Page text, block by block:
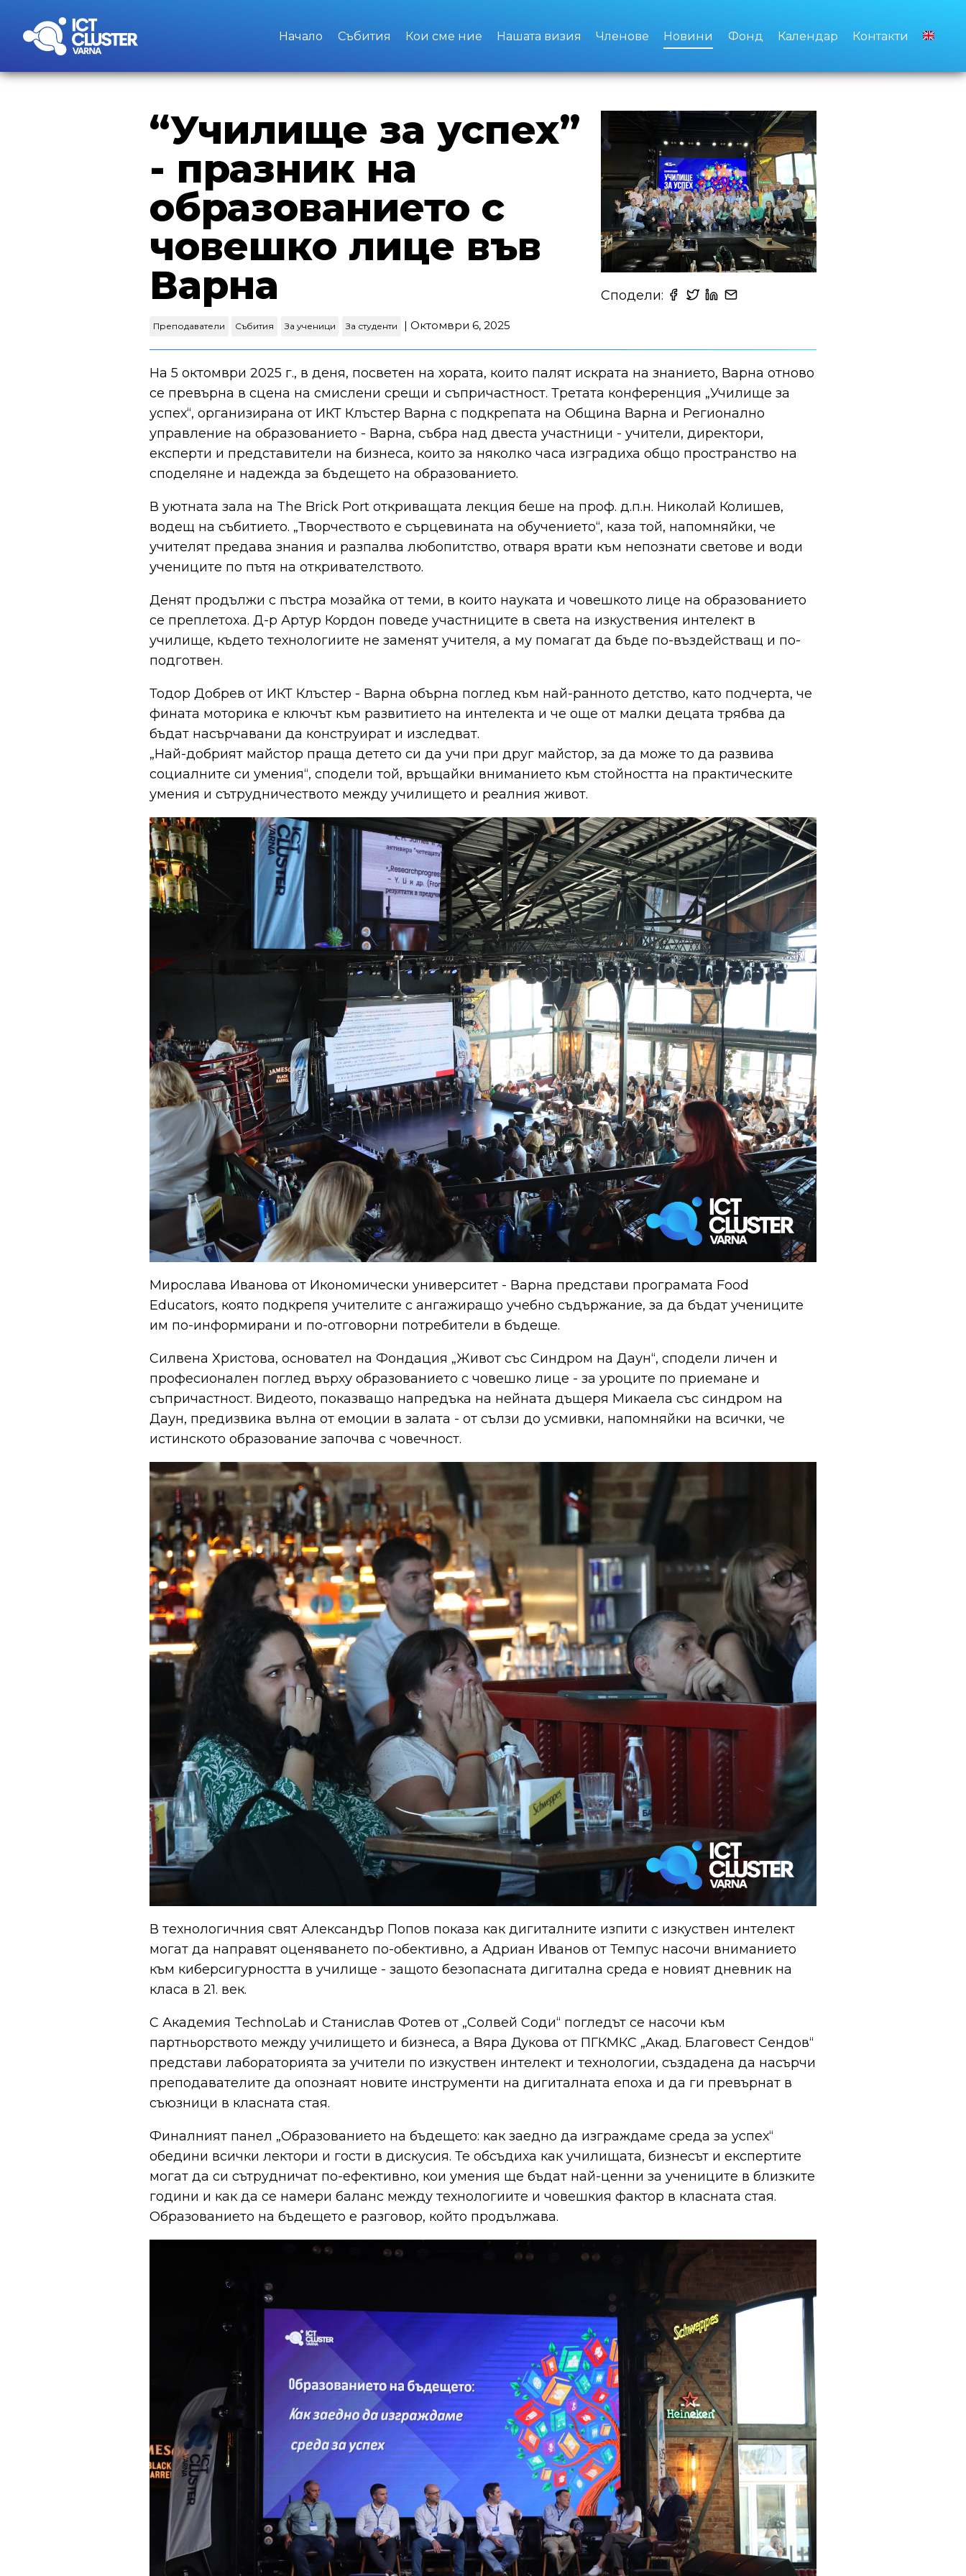
Начало Събития Кои сме ние Нашата визия Членове Новини Фонд Календар Контакти
Сподели:
“Училище за успех”
- празник на
образованието с
човешко лице във
Варна
Преподаватели Събития За ученици За студенти | Октомври 6, 2025
На 5 октомври 2025 г., в деня, посветен на хората, които палят искрата на знанието, Варна отново
се превърна в сцена на смислени срещи и съпричастност. Третата конференция „Училище за
успех“, организирана от ИКТ Клъстер Варна с подкрепата на Община Варна и Регионално
управление на образованието - Варна, събра над двеста участници - учители, директори,
експерти и представители на бизнеса, които за няколко часа изградиха общо пространство на
споделяне и надежда за бъдещето на образованието.
В уютната зала на The Brick Port откриващата лекция беше на проф. д.п.н. Николай Колишев,
водещ на събитието. „Творчеството е сърцевината на обучението“, каза той, напомняйки, че
учителят предава знания и разпалва любопитство, отваря врати към непознати светове и води
учениците по пътя на откривателството.
Денят продължи с пъстра мозайка от теми, в които науката и човешкото лице на образованието
се преплетоха. Д-р Артур Кордон поведе участниците в света на изкуствения интелект в
училище, където технологиите не заменят учителя, а му помагат да бъде по-въздействащ и по-
подготвен.
Тодор Добрев от ИКТ Клъстер - Варна обърна поглед към най-ранното детство, като подчерта, че
фината моторика е ключът към развитието на интелекта и че още от малки децата трябва да
бъдат насърчавани да конструират и изследват.
„Най-добрият майстор праща детето си да учи при друг майстор, за да може то да развива
социалните си умения“, сподели той, връщайки вниманието към стойността на практическите
умения и сътрудничеството между училището и реалния живот.
Мирослава Иванова от Икономически университет - Варна представи програмата Food
Educators, която подкрепя учителите с ангажиращо учебно съдържание, за да бъдат учениците
им по-информирани и по-отговорни потребители в бъдеще.
Силвена Христова, основател на Фондация „Живот със Синдром на Даун“, сподели личен и
професионален поглед върху образованието с човешко лице - за уроците по приемане и
съпричастност. Видеото, показващо напредъка на нейната дъщеря Микаела със синдром на
Даун, предизвика вълна от емоции в залата - от сълзи до усмивки, напомняйки на всички, че
истинското образование започва с човечност.
В технологичния свят Александър Попов показа как дигиталните изпити с изкуствен интелект
могат да направят оценяването по-обективно, а Адриан Иванов от Темпус насочи вниманието
към киберсигурността в училище - защото безопасната дигитална среда е новият дневник на
класа в 21. век.
С Академия TechnoLab и Станислав Фотев от „Солвей Соди“ погледът се насочи към
партньорството между училището и бизнеса, а Вяра Дукова от ПГКМКС „Акад. Благовест Сендов“
представи лабораторията за учители по изкуствен интелект и технологии, създадена да насърчи
преподавателите да опознаят новите инструменти на дигиталната епоха и да ги превърнат в
съюзници в класната стая.
Финалният панел „Образованието на бъдещето: как заедно да изграждаме среда за успех“
обедини всички лектори и гости в дискусия. Те обсъдиха как училищата, бизнесът и експертите
могат да си сътрудничат по-ефективно, кои умения ще бъдат най-ценни за учениците в близките
години и как да се намери баланс между технологиите и човешкия фактор в класната стая.
Образованието на бъдещето е разговор, който продължава.